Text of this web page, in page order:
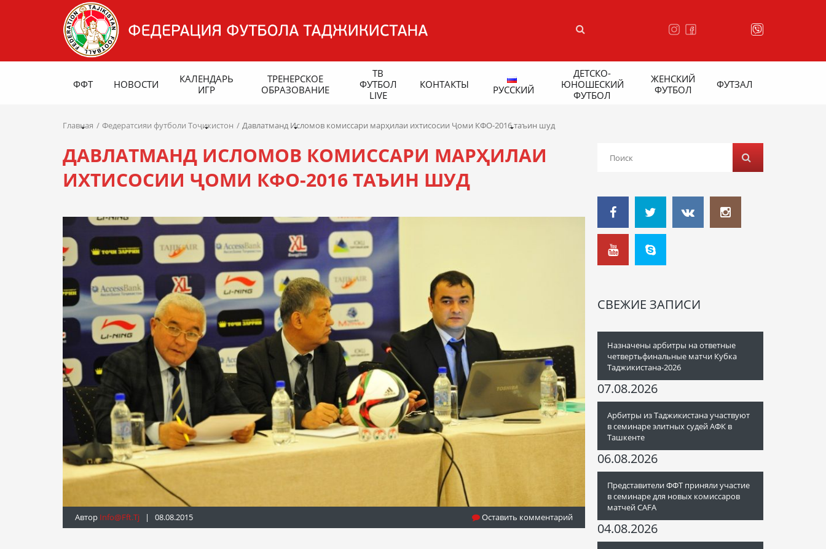
ФФТ НОВОСТИ
КАЛЕНДАРЬ
ИГР
ТРЕНЕРСКОЕ
ОБРАЗОВАНИЕ
ТВ
ФУТБОЛ
LIVE
КОНТАКТЫ РУССКИЙ
ДЕТСКО-
ЮНОШЕСКИЙ
ФУТБОЛ
ЖЕНСКИЙ
ФУТБОЛ
ФУТЗАЛ
Главная Федератсияи футболи Тоҷикистон Давлатманд Исломов комиссари марҳилаи ихтисосии Ҷоми КФО-2016 таъин шуд
ДАВЛАТМАНД ИСЛОМОВ КОМИССАРИ МАРҲИЛАИ
ИХТИСОСИИ ҶОМИ КФО-2016 ТАЪИН ШУД
Автор Info@fft.tj | 08.08.2015 Оставить комментарий
СВЕЖИЕ ЗАПИСИ
Назначены арбитры на ответные
четвертьфинальные матчи Кубка
Таджикистана-2026
07.08.2026
Арбитры из Таджикистана участвуют
в семинаре элитных судей АФК в
Ташкенте
06.08.2026
Представители ФФТ приняли участие
в семинаре для новых комиссаров
матчей CAFA
04.08.2026